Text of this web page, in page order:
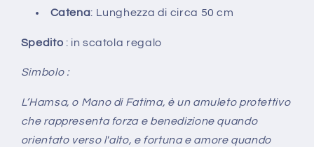
Catena: Lunghezza di circa 50 cm
Spedito : in scatola regalo
Simbolo :
L’Hamsa, o Mano di Fatima, è un amuleto protettivo
che rappresenta forza e benedizione quando
orientato verso l'alto, e fortuna e amore quando